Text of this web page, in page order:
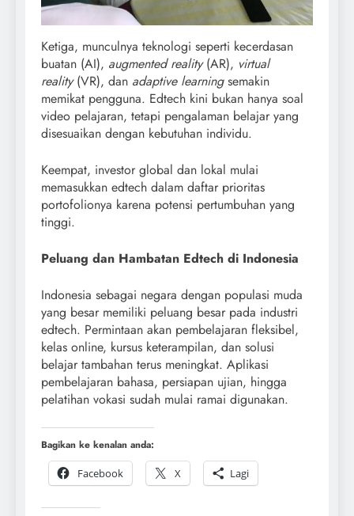
Ketiga, munculnya teknologi seperti kecerdasan
buatan (AI), augmented reality(AR), virtual
reality(VR), dan adaptive learningsemakin
memikat pengguna. Edtech kini bukan hanya soal
video pelajaran, tetapi pengalaman belajar yang
disesuaikan dengan kebutuhan individu.
Keempat, investor global dan lokal mulai
memasukkan edtech dalam daftar prioritas
portofolionya karena potensi pertumbuhan yang
tinggi.
Peluang dan Hambatan Edtech di Indonesia
Indonesia sebagai negara dengan populasi muda
yang besar memiliki peluang besar pada industri
edtech. Permintaan akan pembelajaran fleksibel,
kelas online, kursus keterampilan, dan solusi
belajar tambahan terus meningkat. Aplikasi
pembelajaran bahasa, persiapan ujian, hingga
pelatihan vokasi sudah mulai ramai digunakan.
Bagikan ke kenalan anda:
Facebook
X Lagi